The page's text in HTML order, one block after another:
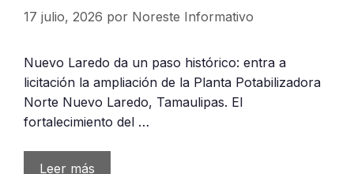
17 julio, 2026 por Noreste Informativo
Nuevo Laredo da un paso histórico: entra a
licitación la ampliación de la Planta Potabilizadora
Norte Nuevo Laredo, Tamaulipas. El
fortalecimiento del …
Leer más